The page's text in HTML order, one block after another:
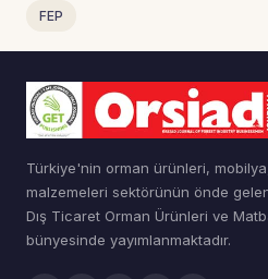
FEP
Türkiye'nin orman ürünleri,
malzemeleri sektörünün önde
Dış Ticaret Orman Ürünleri ve
bünyesinde yayımlanmaktadır.